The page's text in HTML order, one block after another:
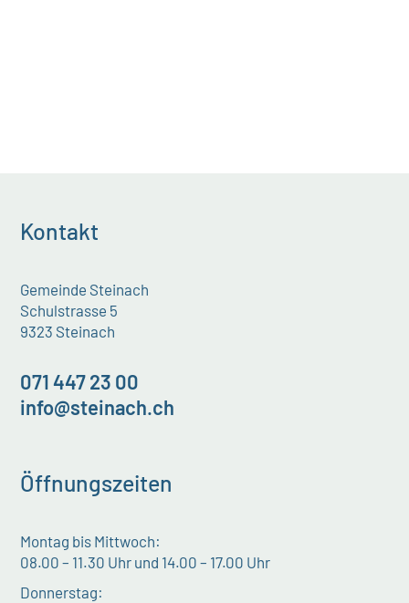
Kontakt
Gemeinde Steinach
Schulstrasse 5
9323 Steinach
071 447 23 00
info@steinach.ch
Öffnungszeiten
Montag bis Mittwoch:
08.00 – 11.30 Uhr und 14.00 – 17.00 Uhr
Donnerstag: